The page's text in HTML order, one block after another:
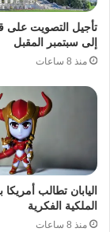
تأجيل التصويت على
إلى سبتمبر المقبل
منذ 8 ساعات
اليابان تطالب
الملكية الفكرية
منذ 8 ساعات